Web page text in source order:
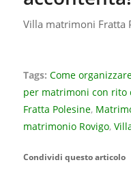
Villa matrimoni Fratta
Tags: Come
per matrimoni con rito
Fratta Polesine,
matrimonio Rovigo,
Condividi questo articolo